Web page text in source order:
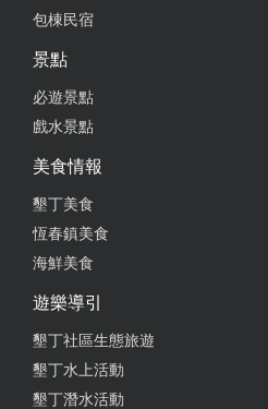
包棟民宿
景點
必遊景點
戲水景點
美食情報
墾丁美食
恆春鎮美食
海鮮美食
遊樂導引
墾丁社區生態旅遊
墾丁水上活動
墾丁潛水活動